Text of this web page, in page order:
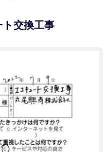
交換工事